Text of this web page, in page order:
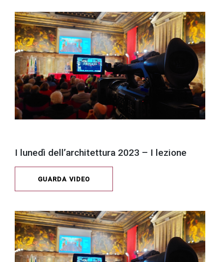
I lunedì dell’architettura 2023 – I lezione
GUARDA VIDEO